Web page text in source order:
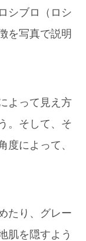
シブロ（ロシ
を写真で説明
よって見え方
。そして、そ
度によって、
たり、グレー
肌を隠すよう